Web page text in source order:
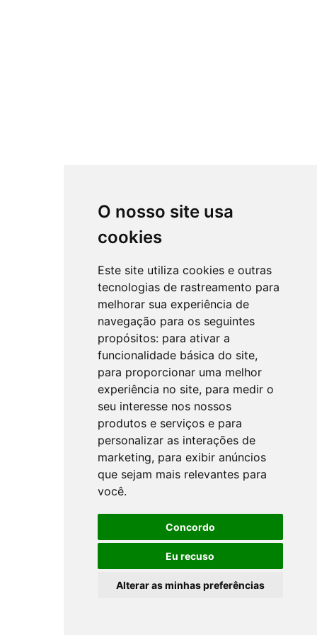
O nosso site usa
cookies
Este site utiliza cookies e outras
tecnologias de rastreamento para
melhorar sua experiência de
navegação para os seguintes
propósitos: para ativar a
funcionalidade básica do site,
para proporcionar uma melhor
experiência no site, para medir o
seu interesse nos nossos
produtos e serviços e para
personalizar as interações de
marketing, para exibir anúncios
que sejam mais relevantes para
você.
Concordo
Eu recuso
Alterar as minhas preferências